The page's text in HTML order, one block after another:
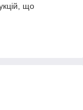
що